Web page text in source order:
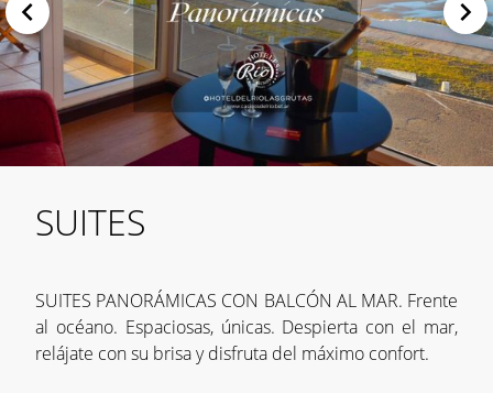
SUITES
SUITES PANORÁMICAS CON BALCÓN AL MAR. Frente
al océano. Espaciosas, únicas. Despierta con el mar,
relájate con su brisa y disfruta del máximo confort.